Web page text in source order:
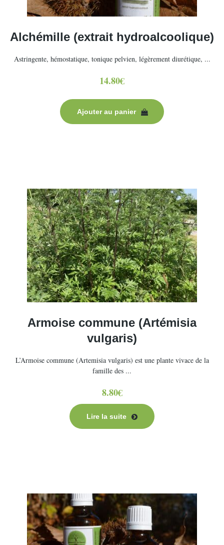
Alchémille (extrait hydroalcoolique)
Astringente, hémostatique, tonique pelvien, légèrement diurétique, ...
14.80€
Ajouter au panier
Armoise commune (Artémisia
vulgaris)
L’Armoise commune (Artemisia vulgaris) est une plante vivace de la
famille des ...
8.80€
Lire la suite